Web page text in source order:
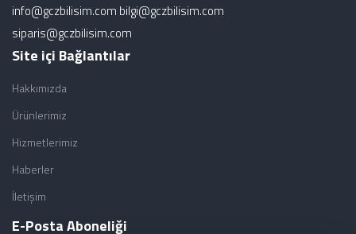
info@gczbilisim.com bilgi@gczbilisim.com
siparis@gczbilisim.com
Site içi Bağlantılar
Hakkımızda
Ürünlerimiz
Hizmetlerimiz
Haberler
İletişim
E-Posta Aboneliği